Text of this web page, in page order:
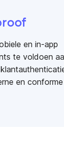
en in-app
te voldoen
en conforme